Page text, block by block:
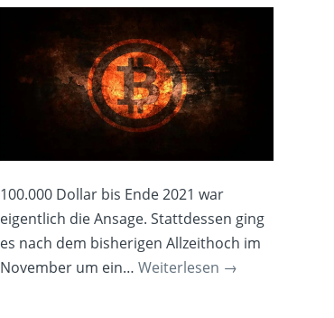
100.000 Dollar bis Ende 2021 war
eigentlich die Ansage. Stattdessen ging
es nach dem bisherigen Allzeithoch im
November um ein…Weiterlesen →